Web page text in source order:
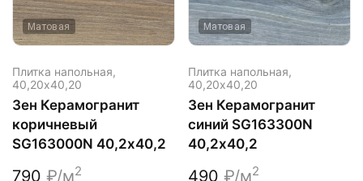
Матовая
Плитка напольная,
40,20х40,20
Зен Керамогранит
коричневый
SG163000N 40,2х40,2
790 ₽/м2
Матовая
Плитка напольная,
40,20х40,20
Зен Керамогранит
синий SG163300N
40,2х40,2
490 ₽/м2